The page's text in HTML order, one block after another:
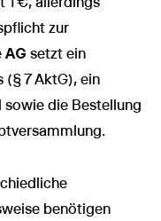
zur
AG setzt ein
7 AktG), ein
die Bestellung
benötigen